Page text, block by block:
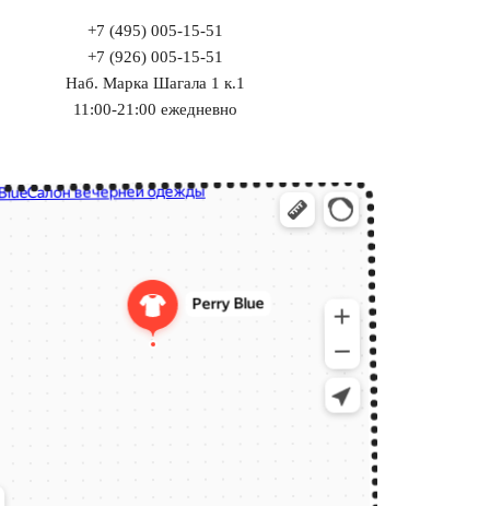
+7 (495) 005-15-51
+7 (926) 005-15-51
Наб. Марка Шагала 1 к.1
11:00-21:00 ежедневно